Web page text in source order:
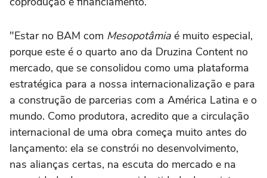
"Estar no BAM com Mesopotâmia é muito especial,
porque este é o quarto ano da Druzina Content no
mercado, que se consolidou como uma plataforma
estratégica para a nossa internacionalização e para
a construção de parcerias com a América Latina e o
mundo. Como produtora, acredito que a circulação
internacional de uma obra começa muito antes do
lançamento: ela se constrói no desenvolvimento,
nas alianças certas, na escuta do mercado e na